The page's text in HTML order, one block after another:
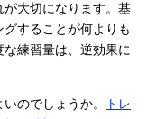
大切になります。基
することが何よりも
練習量は、逆効果に
のでしょうか。
トレ